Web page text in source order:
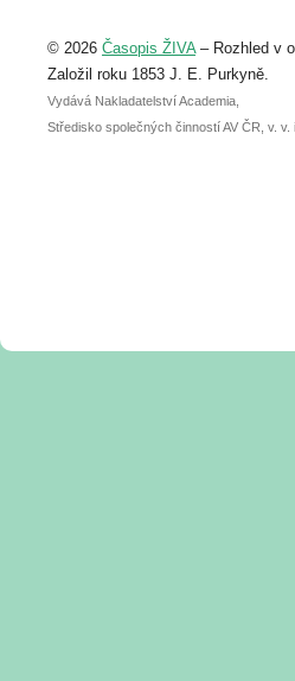
abstraktu přihlášené přednášky
posteru je už 30. června.
© 2026 Časopis ŽIVA– Rozhled v
Založil roku 1853 J. E. Purkyně.
Vydává Nakladatelství Academia,
Středisko společných činností AV ČR, v. v.